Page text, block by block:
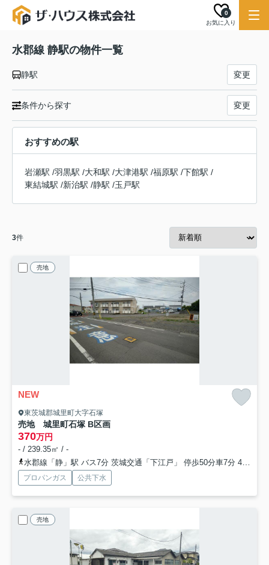
お気に入り
0
水郡線 静駅の物件一覧
静駅 変更
条件から探す 変更
おすすめの駅
岩瀬駅 /羽黒駅 /大和駅 /大津港駅 /福原駅 /下館駅 /
東結城駅 /新治駅 /静駅 /玉戸駅
3件
売地
NEW
東茨城郡城里町大字石塚
売地 城里町石塚 B区画
370万円
- / 239.35㎡ / -
水郡線「静」駅 バス7分 茨城交通「下江戸」 停歩50分車7分 4.0km
プロパンガス 公共下水
売地